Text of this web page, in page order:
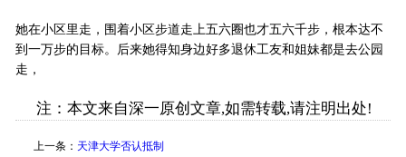
她在小区里走，围着小区步道走上五六圈也才五六千步，根本达不
到一万步的目标。后来她得知身边好多退休工友和姐妹都是去公园
走，
注：本文来自深一原创文章,如需转载,请注明出处!
上一条： 天津大学否认抵制